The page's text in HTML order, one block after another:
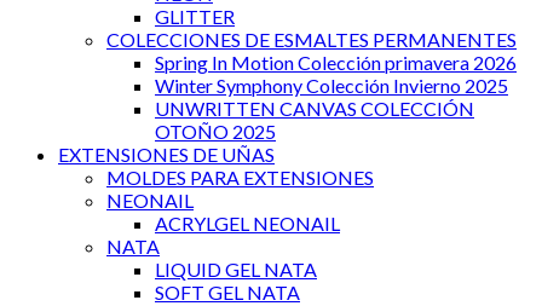
GLITTER
COLECCIONES DE ESMALTES PERMANENTES
Spring In Motion Colección primavera 2026
Winter Symphony Colección Invierno 2025
UNWRITTEN CANVAS COLECCIÓN
OTOÑO 2025
EXTENSIONES DE UÑAS
MOLDES PARA EXTENSIONES
NEONAIL
ACRYLGEL NEONAIL
NATA
LIQUID GEL NATA
SOFT GEL NATA